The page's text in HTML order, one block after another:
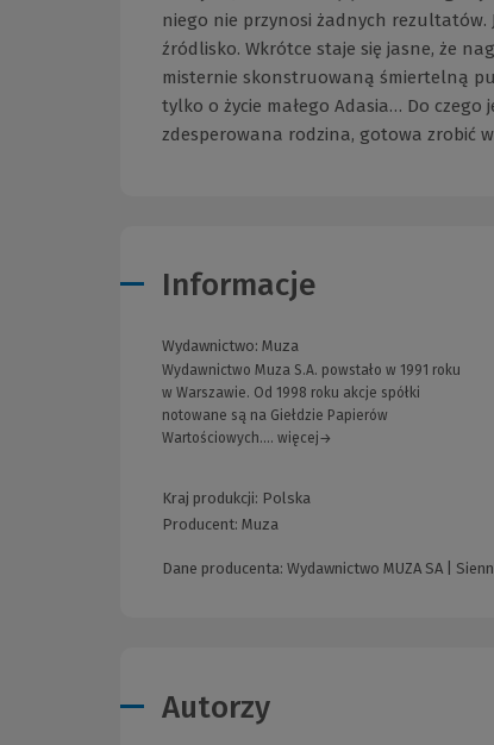
niego nie przynosi żadnych rezultatów.
źródlisko. Wkrótce staje się jasne, że
misternie skonstruowaną śmiertelną
tylko o życie małego Adasia… Do czego
zdesperowana rodzina, gotowa zrobić
Informacje
Wydawnictwo: Muza
Wydawnictwo Muza S.A. powstało w 1991 roku
w Warszawie. Od 1998 roku akcje spółki
notowane są na Giełdzie Papierów
Wartościowych.... więcej→
Kraj produkcji: Polska
Producent: Muza
Dane producenta: Wydawnictwo MUZA SA |
Autorzy